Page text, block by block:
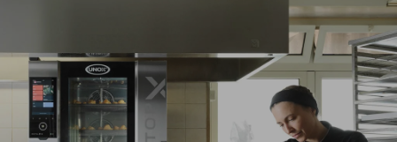
178 kg
Spezifikationen der behälter
Anzahl der Bleche
10
Blechgröße
600x400